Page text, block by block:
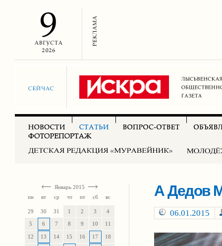
Январь 2015
пн
вт ср чт пт сб вс
29 30 31 1 2 3 4
5 6 7 8 9 10 11
12 13 14 15 16 17 18
А Дедов
06.01.2015